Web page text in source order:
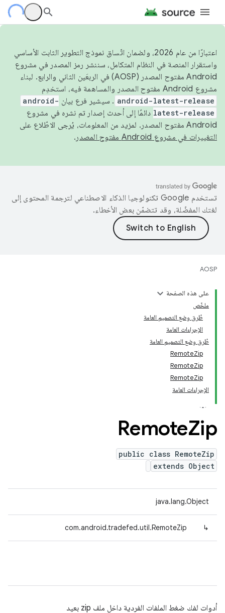
اعتبارًا من عام 2026، ولضمان اتّساق نموذج التطوير الثابت الأساسي
واستقرار المنصة في النظام المتكامل، سننشر رمز المصدر في مشروع
Android مفتوح المصدر (AOSP) في الربعَين الثاني والرابع. لبناء
مشروع Android مفتوح المصدر والمساهمة فيه، استخدِم
android-latest-release . سيشير فرع بيان android-
latest-release دائمًا إلى أحدث إصدار تم نشره في مشروع
Android مفتوح المصدر. لمزيد من المعلومات، يُرجى الاطّلاع على
التغييرات في مشروع Android مفتوح المصدر
.
تستخدم Google تكنولوجيا الذكاء الاصطناعي لترجمة المحتوى إلى
لغتك المفضّلة، وقد تتضمّن بعض الأخطاء.
AOSP
على هذه الصفحة
ملخّص
طُرق وضع التصميم العامة
الإجراءات العامة
طُرق وضع التصميم العامة
RemoteZip
RemoteZip
RemoteZip
الإجراءات العامة
RemoteZip
public class RemoteZip
extends Object
java.lang.Object
↳
com.android.tradefed.util.RemoteZip
أدوات لفك ضغط الملفات الفردية داخل ملف zip بعيد